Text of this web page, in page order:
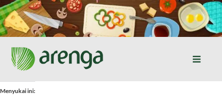
Skip
to
content
Toggle
Home
Menyukai ini: